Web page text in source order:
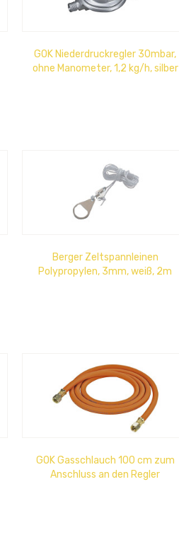
GOK Niederdruckregler 30mbar,
ohne Manometer, 1,2 kg/h, silber
Berger Zeltspannleinen
Polypropylen, 3mm, weiß, 2m
GOK Gasschlauch 100 cm zum
Anschluss an den Regler